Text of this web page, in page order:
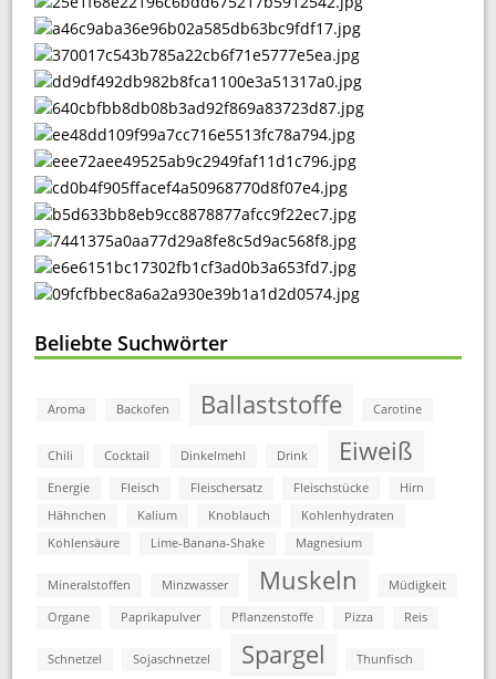
Beliebte Suchwörter
Aroma Backofen Ballaststoffe Carotine
Chili Cocktail Dinkelmehl Drink Eiweiß
Energie Fleisch Fleischersatz Fleischstücke
Hirn
Hähnchen
Kalium Knoblauch
Kohlenhydraten
Kohlensäure
Lime-Banana-Shake Magnesium
Mineralstoffen Minzwasser Muskeln Müdigkeit
Organe Paprikapulver Pflanzenstoffe Pizza Reis
Schnetzel Sojaschnetzel Spargel Thunfisch